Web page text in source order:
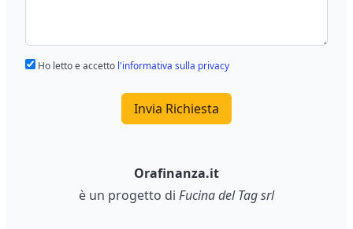
Ho letto e accetto l'informativa sulla privacy
Invia Richiesta
Orafinanza.it
è un progetto di Fucina del Tag srl